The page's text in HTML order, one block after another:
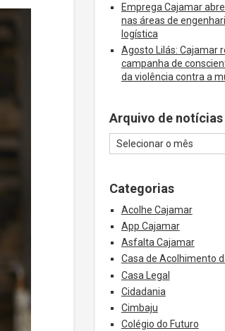
Emprega Cajamar
nas áreas de
logística
Agosto Lilás: Cajamar
campanha de
da violência contra a
Arquivo de notícias
Categorias
Acolhe Cajamar
App Cajamar
Asfalta Cajamar
Casa de Acolhimento
Casa Legal
Cidadania
Cimbaju
Colégio do Futuro